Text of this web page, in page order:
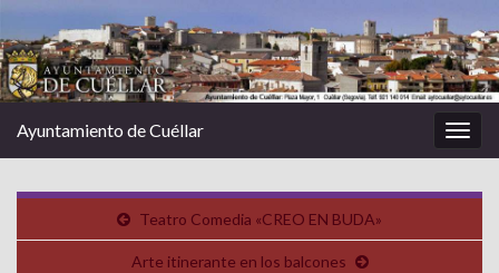
la
Ayuntamiento de Cuéllar
Teatro Comedia «CREO EN BUDA»
Arte itinerante en los balcones